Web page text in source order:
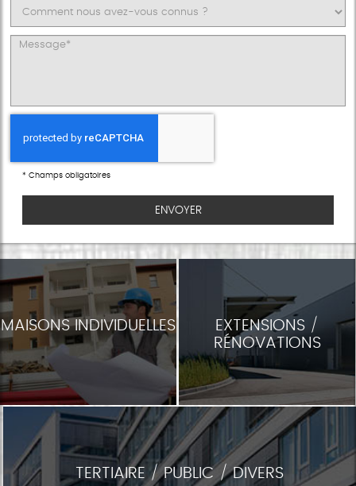
* Champs obligatoires
MAISONS INDIVIDUELLES
EXTENSIONS /
RÉNOVATIONS
TERTIAIRE / PUBLIC / DIVERS